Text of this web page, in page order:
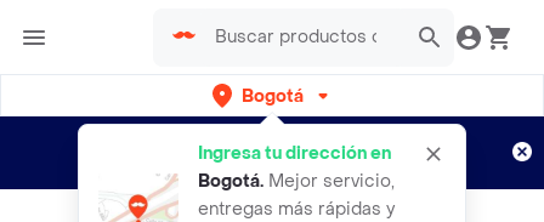
Bogotá
Ingresa tu dirección en
Bogotá. Mejor servicio,
entregas más rápidas y
envíos gratis por semanas
Aplican TyC